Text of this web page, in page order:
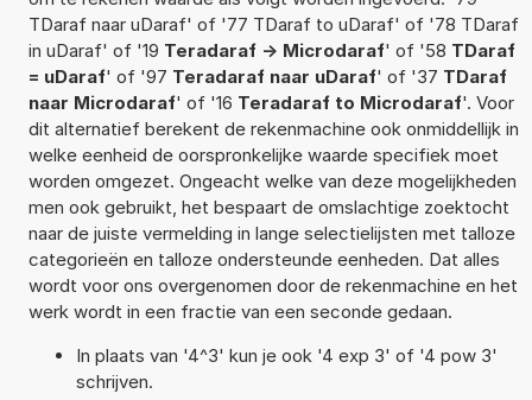
TDaraf naar uDaraf' of '77 TDaraf to uDaraf' of '78 TDaraf
in uDaraf' of '19 Teradaraf -> Microdaraf' of '58 TDaraf
= uDaraf' of '97 Teradaraf naar uDaraf' of '37 TDaraf
naar Microdaraf' of '16 Teradaraf to Microdaraf'. Voor
dit alternatief berekent de rekenmachine ook onmiddellijk in
welke eenheid de oorspronkelijke waarde specifiek moet
worden omgezet. Ongeacht welke van deze mogelijkheden
men ook gebruikt, het bespaart de omslachtige zoektocht
naar de juiste vermelding in lange selectielijsten met talloze
categorieën en talloze ondersteunde eenheden. Dat alles
wordt voor ons overgenomen door de rekenmachine en het
werk wordt in een fractie van een seconde gedaan.
In plaats van '4^3' kun je ook '4 exp 3' of '4 pow 3'
schrijven.